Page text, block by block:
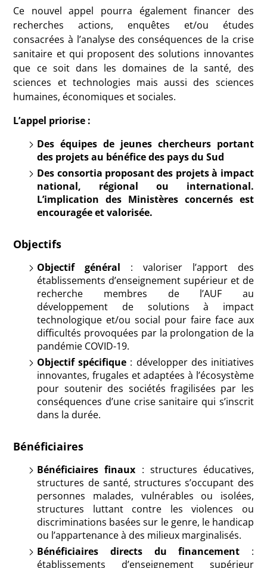
Ce nouvel appel pourra également financer des
recherches actions, enquêtes et/ou études
consacrées à l’analyse des conséquences de la crise
sanitaire et qui proposent des solutions innovantes
que ce soit dans les domaines de la santé, des
sciences et technologies mais aussi des sciences
humaines, économiques et sociales.
L’appel priorise :
Des équipes de jeunes chercheurs portant
des projets au bénéfice des pays du Sud
Des consortia proposant des projets à impact
national, régional ou international.
L’implication des Ministères concernés est
encouragée et valorisée.
Objectifs
Objectif général
: valoriser l’apport des
établissements d’enseignement supérieur et de
recherche membres de l’AUF au
développement de solutions à impact
technologique et/ou social pour faire face aux
difficultés provoquées par la prolongation de la
pandémie COVID-19.
Objectif spécifique : développer des initiatives
innovantes, frugales et adaptées à l’écosystème
pour soutenir des sociétés fragilisées par les
conséquences d’une crise sanitaire qui s’inscrit
dans la durée.
Bénéficiaires
Bénéficiaires finaux : structures éducatives,
structures de santé, structures s’occupant des
personnes malades, vulnérables ou isolées,
structures luttant contre les violences ou
discriminations basées sur le genre, le handicap
ou l’appartenance à des milieux marginalisés.
Bénéficiaires directs du financement :
établissements d’enseignement supérieur